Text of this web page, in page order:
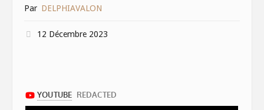
Par DELPHIAVALON
12 Décembre 2023